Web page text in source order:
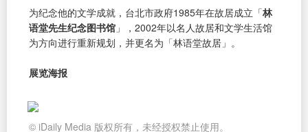
为纪念他的文学成就，台北市政府1985年在故居成立「林
语堂先生纪念图书馆 」，2002年以名人故居和文学生活馆
为方向进行重新规划，并更名为「林语堂故居」。
展览海报
© iDaily Media 版权所有，未经授权禁止使用。